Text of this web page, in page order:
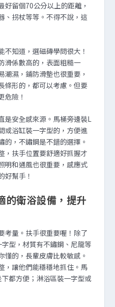
好留個70公分以上的距離，
、拐杖等等。不得不說，這
知道，選磁磚學問很大！
滑係數高的，表面粗糙一
濕，鋪防滑墊也很重要，
條形的，都可以考慮。但要
危險！
是安全感來源。馬桶旁邊裝L
或浴缸裝一字型的，方便進
的，不鏽鋼是不錯的選擇。
，扶手位置要舒適好抓握才
明和通風也很重要，感應式
好幫手！
的衛浴設備，提升
考量。扶手很重要喔！除了
型，材質有不鏽鋼、尼龍等
的，長輩皮膚比較敏感。
，讓他們能穩穩地抓住。馬
都方便；淋浴區裝一字型或